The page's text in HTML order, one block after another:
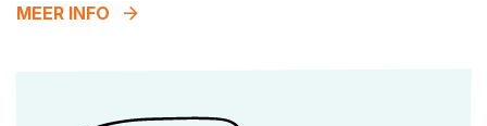
MEER INFO arrow_forward